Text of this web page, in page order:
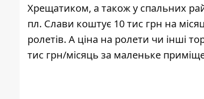
Хрещатиком, а також у спальних
пл. Слави коштує 10 тис грн на
ролетів. А ціна на ролети чи інші
тис грн/місяць за маленьке